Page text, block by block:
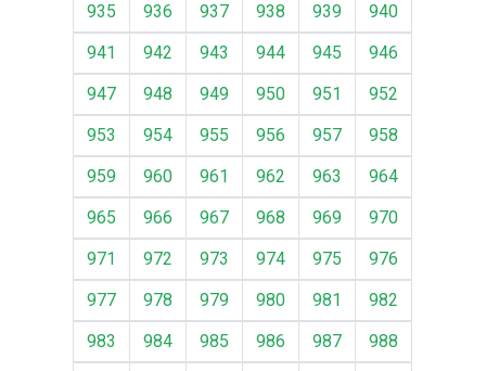
935
936 937 938 939
940
941
942 943 944 945
946
947
948 949 950 951
952
953
954 955 956 957
958
959
960 961 962 963
964
965
966 967 968 969
970
971
972 973 974 975
976
977
978 979 980 981
982
983
984 985 986 987
988